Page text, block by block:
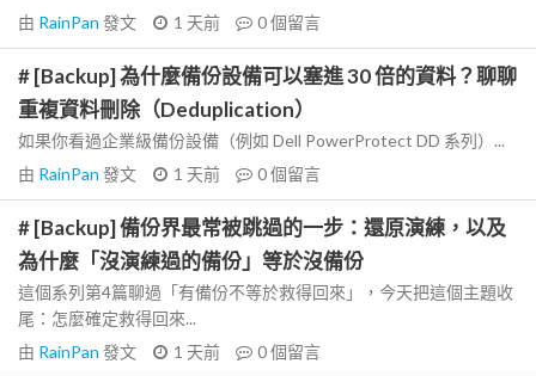
由 RainPan 發文 1 天前 0個留言
# [Backup] 為什麼備份設備可以塞進 30 倍的資料？聊聊
重複資料刪除（Deduplication）
如果你看過企業級備份設備（例如 Dell PowerProtect DD 系列）...
由 RainPan 發文 1 天前 0個留言
# [Backup] 備份界最常被跳過的一步：還原演練，以及
為什麼「沒演練過的備份」等於沒備份
這個系列第4篇聊過「有備份不等於救得回來」，今天把這個主題收
尾：怎麼確定救得回來...
由 RainPan 發文 1 天前 0個留言